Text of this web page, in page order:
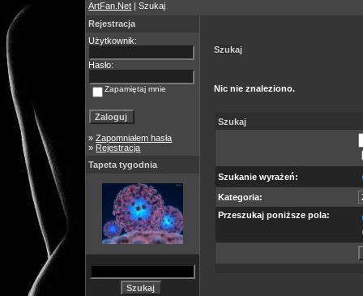
ArtFan.Net | Szukaj
Rejestracja
Użytkownik:
Hasło:
Zapamiętaj mnie
»Zapomniałem hasła
» Rejestracja
Tapeta tygodnia
Szukaj
Nic nie znaleziono.
Szukaj
Szukanie wyrażeń:
Kategoria:
Przeszukaj poniższe pola: